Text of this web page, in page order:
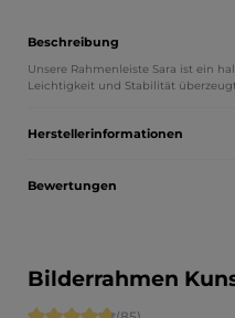
Beschreibung
Unsere Rahmenleiste Sara ist ein
Leichtigkeit und Stabilität
Herstellerinformationen
Bewertungen
Bilderrahmen
Durchschnittliche Bewertung